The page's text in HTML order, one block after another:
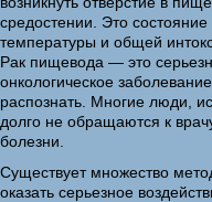
средостении. Это
температуры и общей
Рак пищевода — это
онкологическое
распознать. Многие люди,
долго не обращаются к
болезни.
Существует множество
оказать серьезное